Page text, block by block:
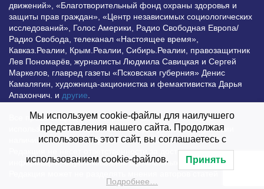
движений», «Благотворительный фонд охраны здоровья и
защиты прав граждан», «Центр независимых социологических
исследований», Голос Америки, Радио Свободная Европа/
Радио Свобода, телеканал «Настоящее время»,
Кавказ.Реалии, Крым.Реалии, Сибирь.Реалии, правозащитник
Лев Пономарёв, журналисты Людмила Савицкая и Сергей
Маркелов, главред газеты «Псковская губерния» Денис
Камалягин, художница-акционистка и фемактивистка Дарья
Апахончич. и другие
Все права защищены и охраняются законом. Любое
использование материалов сайта допустимо при условии
наличия активной гиперссылки на Vesti.UZ.
Редакция не несет ответственности за достоверность
информации, опубликованной в рекламных объявлениях.
Мы используем cookie-файлы для наилучшего
представления нашего сайта. Продолжая
использовать этот сайт, вы соглашаетесь с
использованием cookie-файлов. Принять
Подробнее…